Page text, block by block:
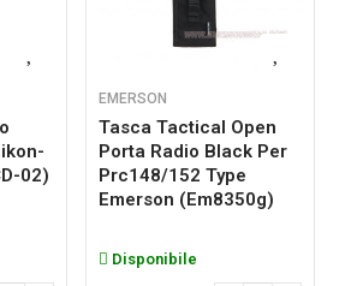
02)
EMERSON
Tasca Tactical Open
Porta Radio Black Per
Prc148/152 Type
Emerson (em8350g)
Disponibile